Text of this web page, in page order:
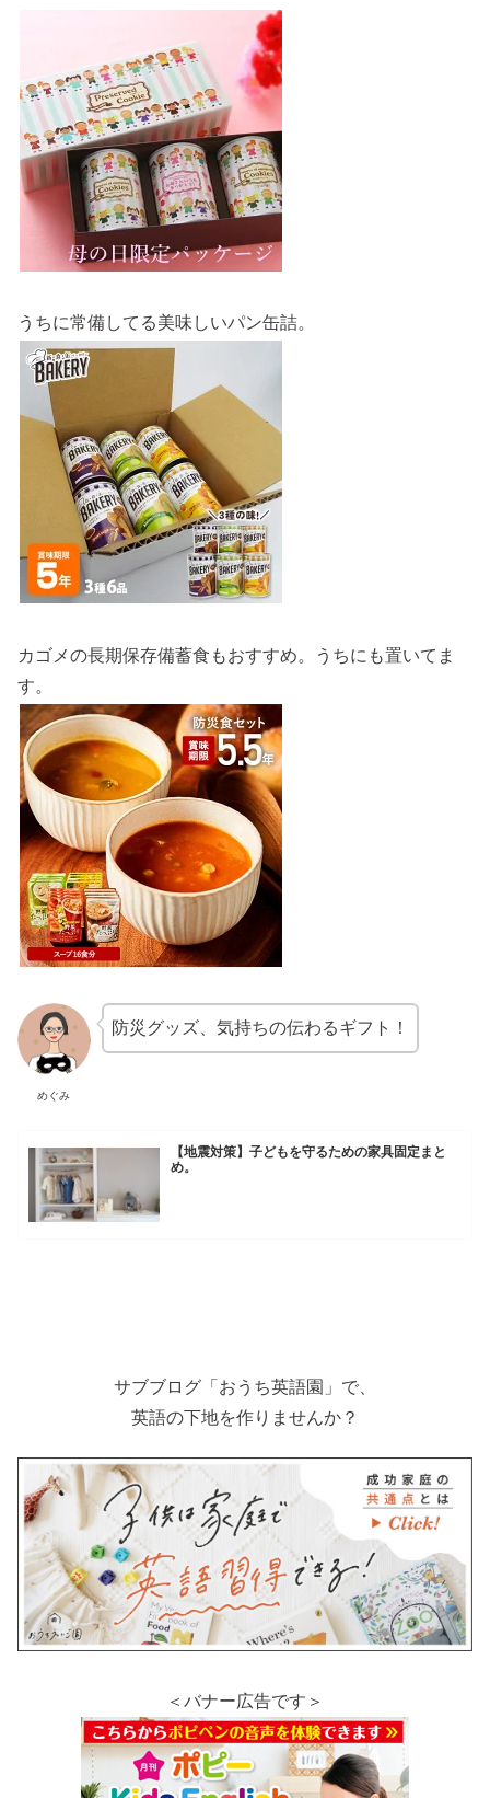
うちに常備してる美味しいパン缶詰。
カゴメの長期保存備蓄食もおすすめ。うちにも置いてま
す。
めぐみ
防災グッズ、気持ちの伝わるギフト！
【地震対策】子どもを守るための家具固定まと
め。
サブブログ「おうち英語園」で、
英語の下地を作りませんか？
＜バナー広告です＞